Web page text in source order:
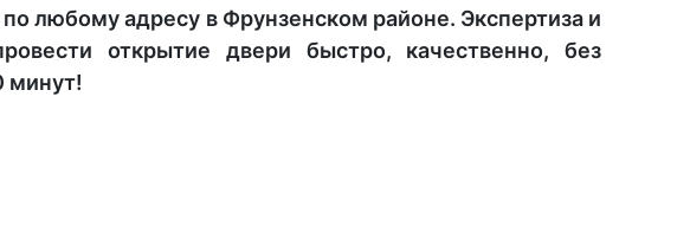
любому адресу в Фрунзенском районе. Экспертиза и
открытие двери быстро, качественно, без
минут!